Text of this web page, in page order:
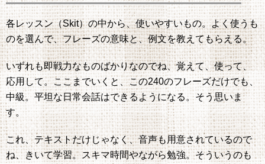
各レッスン（Skit）の中から、使いやすいもの。よく使うも
のを選んで、フレーズの意味と、例文を教えてもらえる。
いずれも即戦力なものばかりなのでね、覚えて、使って、
応用して。ここまでいくと、この240のフレーズだけでも、
中級。平坦な日常会話はできるようになる。そう思いま
す。
これ、テキストだけじゃなく、音声も用意されているので
ね、きいて学習。スキマ時間やながら勉強。そういうのも